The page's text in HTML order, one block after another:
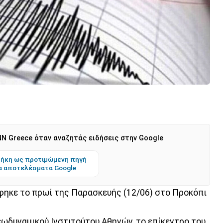
Greece όταν αναζητάς ειδήσεις στην Google
ως προτιμώμενη πηγή
αποτελέσματα Google
το πρωί της Παρασκευής (12/06) στο Προκόπι